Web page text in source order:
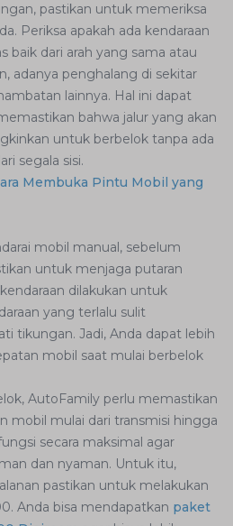
pastikan untuk memeriksa
Periksa apakah ada kendaraan
baik dari arah yang sama atau
adanya penghalang di sekitar
lainnya. Hal ini dapat
bahwa jalur yang akan
untuk berbelok tanpa ada
segala sisi.
Membuka Pintu Mobil yang
mobil manual, sebelum
untuk menjaga putaran
dilakukan untuk
yang terlalu sulit
tikungan. Jadi, Anda dapat lebih
mobil saat mulai berbelok
AutoFamily perlu memastikan
mobil mulai dari transmisi hingga
secara maksimal agar
dan nyaman. Untuk itu,
pastikan untuk melakukan
Anda bisa mendapatkan paket